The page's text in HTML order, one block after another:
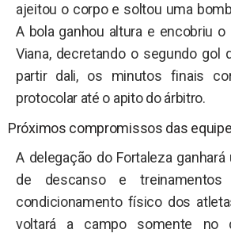
ajeitou o corpo e soltou uma
A bola ganhou altura e encobriu o
Viana, decretando o segundo gol
partir dali, os minutos finais
protocolar até o apito do árbitro.
Próximos compromissos das
A delegação do Fortaleza
de descanso e
condicionamento físico dos
voltará a campo somente